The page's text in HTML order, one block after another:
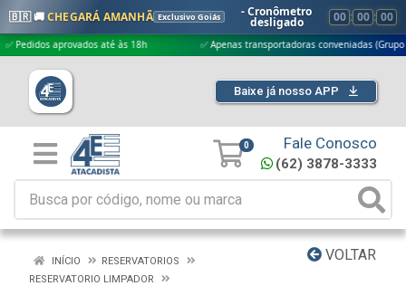
🇧🇷 🚚CHEGARÁ AMANHÃ Exclusivo Goiás - Cronômetro
desligado 00 : 00 : 00
aprovados até às 18h ✅ Apenas transportadoras conveniadas (Grupo G5)
Baixe já nosso APP
0 Fale Conosco
(62) 3878-3333
VOLTAR
INÍCIO
RESERVATORIOS
RESERVATORIO LIMPADOR